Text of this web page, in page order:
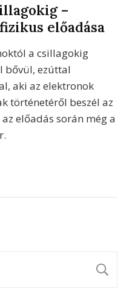
–
előadása
a csillagokig
bővül, ezúttal
aki az elektronok
történetéről beszél az
előadás során még a